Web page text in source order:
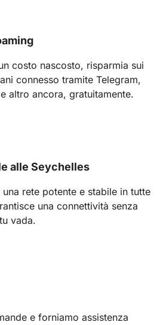
costo nascosto, risparmia sui
connesso tramite Telegram,
altro ancora, gratuitamente.
alle Seychelles
rete potente e stabile in tutte
una connettività senza
vada.
e forniamo assistenza